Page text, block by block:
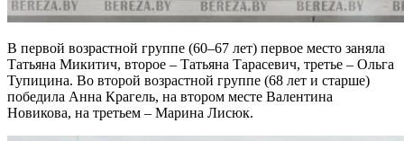
В первой возрастной группе (60–67 лет) первое место заняла
Татьяна Микитич, второе – Татьяна Тарасевич, третье – Ольга
Тупицина. Во второй возрастной группе (68 лет и старше)
победила Анна Крагель, на втором месте Валентина
Новикова, на третьем – Марина Лисюк.